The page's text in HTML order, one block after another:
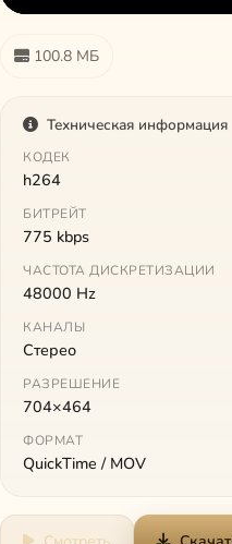
100.8 МБ
Техническая информация
КОДЕК
h264
БИТРЕЙТ
775 kbps
ЧАСТОТА ДИСКРЕТИЗАЦИИ
48000 Hz
КАНАЛЫ
Стерео
РАЗРЕШЕНИЕ
704×464
ФОРМАТ
QuickTime / MOV